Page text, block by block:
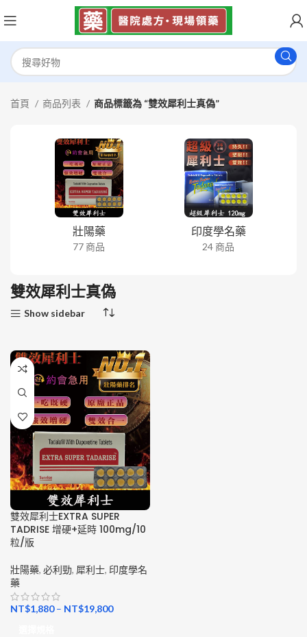
首頁 商品列表 商品標籤為 “雙效犀利士真偽”
壯陽藥
77 商品
印度學名藥
24 商品
雙效犀利士真偽
Show sidebar
雙效犀利士EXTRA SUPER
TADRISE 增硬+延時 100mg/10
粒/版
壯陽藥, 必利勁, 犀利士, 印度學名
藥
NT$1,880– NT$19,800